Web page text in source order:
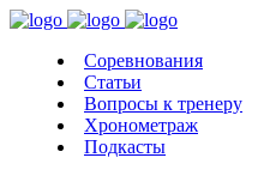
Соревнования
Статьи
Вопросы к тренеру
Хронометраж
Подкасты